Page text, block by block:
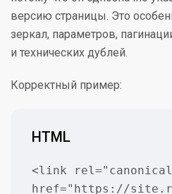
версию страницы. Это
зеркал, параметров,
и технических дублей.
Корректный пример:
HTML
<link
href="https://